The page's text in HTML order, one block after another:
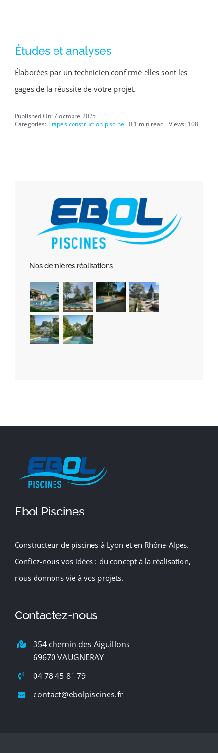
Études et analyses
Élaborées par un technicien confirmé elles sont les
gages de la réussite de votre projet.
Published On: 7 octobre 2025
Categories: Etapes construction piscine 0,1 min read Views: 108
Nos dernières réalisations
Ebol Piscines
Constructeur de piscines à Lyon et en Rhône-Alpes.
Confiez-nous vos idées : du concept à la réalisation,
nous donnons vie à vos projets.
Contactez-nous
354 chemin des Aiguillons
69670 VAUGNERAY
04 78 45 81 79
contact@ebolpiscines.fr